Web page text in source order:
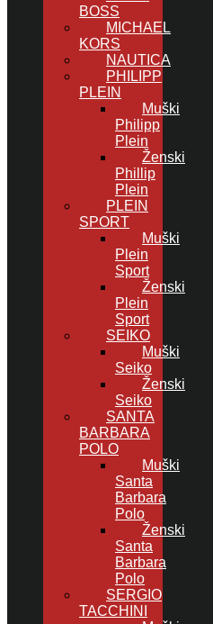
BOSS
MICHAEL
KORS
NAUTICA
PHILIPP
PLEIN
Muški
Philipp
Plein
Ženski
Phillip
Plein
PLEIN
SPORT
Muški
Plein
Sport
Ženski
Plein
Sport
SEIKO
Muški
Seiko
Ženski
Seiko
SANTA
BARBARA
POLO
Muški
Santa
Barbara
Polo
Ženski
Santa
Barbara
Polo
SERGIO
TACCHINI